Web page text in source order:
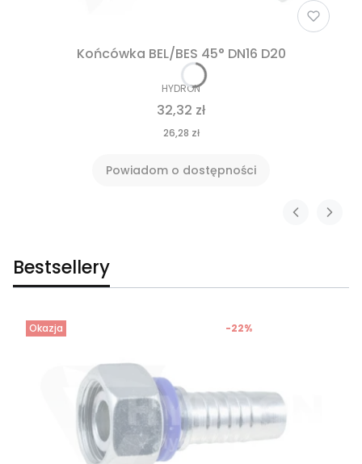
Końcówka BEL/BES 45° DN16 D20
HYDRON
32,32 zł
26,28 zł
Powiadom o dostępności
Bestsellery
Okazja -22%